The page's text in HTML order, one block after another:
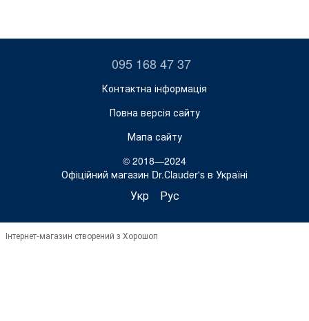
095 168 47 37
Контактна інформація
Повна версія сайту
Мапа сайту
© 2018—2024
Офіційний магазин Dr.Сlauder's в Україні
Укр Рус
Інтернет-магазин створений з Хорошоп